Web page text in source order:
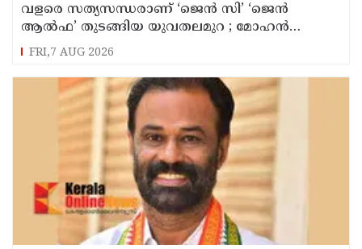
വളരെ സത്യസന്ധരാണ് ‘ജെൻ സി’ ‘ജെൻ
ആൽഫ’ തുടങ്ങിയ യുവതലമുറ ; മോഹൻ
ഭാഗവത്
FRI,7 AUG 2026